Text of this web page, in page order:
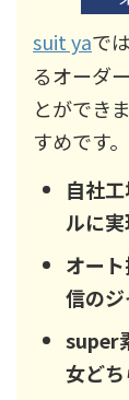
suit yaで
るオーダ
とができ
すめです。
自社
ルに
オー
信の
super
女ど